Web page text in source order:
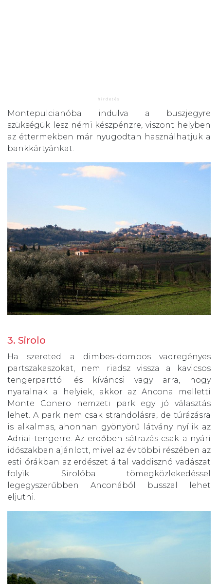
Montepulcianóba indulva a buszjegyre
szükségük lesz némi készpénzre, viszont helyben
az éttermekben már nyugodtan használhatjuk a
bankkártyánkat.
3. Sirolo
Ha szereted a dimbes-dombos vadregényes
partszakaszokat, nem riadsz vissza a kavicsos
tengerparttól és kíváncsi vagy arra, hogy
nyaralnak a helyiek, akkor az Ancona melletti
Monte Conero nemzeti park egy jó választás
lehet. A park nem csak strandolásra, de túrázásra
is alkalmas, ahonnan gyönyörű látvány nyílik az
Adriai-tengerre. Az erdőben sátrazás csak a nyári
időszakban ajánlott, mivel az év többi részében az
esti órákban az erdészet által vaddisznó vadászat
folyik. Sirolóba tömegközlekedéssel
legegyszerűbben Anconából busszal lehet
eljutni.